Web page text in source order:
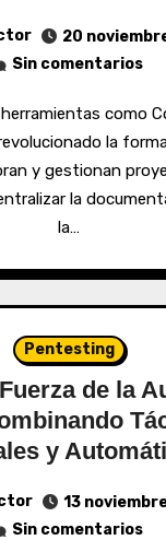
20
Sin comentarios
la
y gestionan
la
la…
Pentesting
de la
y
13
Sin comentarios